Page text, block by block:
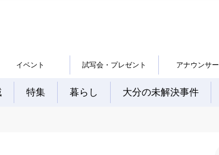
イベント 試写会・プレゼント アナウンサー
特集 暮らし 大分の未解決事件